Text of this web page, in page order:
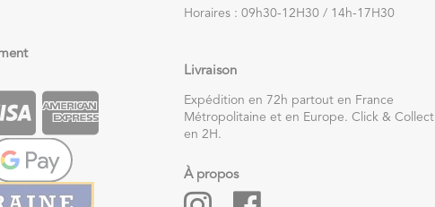
Horaires : 09h30-12H30 / 14h-17H30
Livraison
Expédition en 72h partout en France
Métropolitaine et en Europe. Click & Collect
en 2H.
À propos